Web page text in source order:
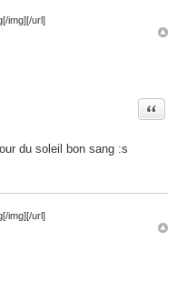
img][/url]
Citer
du soleil bon sang :s
img][/url]